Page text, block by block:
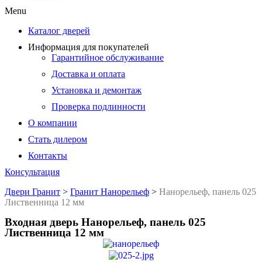
Menu
Каталог дверей
Информация для покупателей
Гарантийное обслуживание
Доставка и оплата
Установка и демонтаж
Проверка подлинности
О компании
Стать дилером
Контакты
Консультация
Двери Гранит > Гранит Нанорельеф > Нанорельеф, панель 025
Лиственница 12 мм
Входная дверь Нанорельеф, панель 025
Лиственница 12 мм